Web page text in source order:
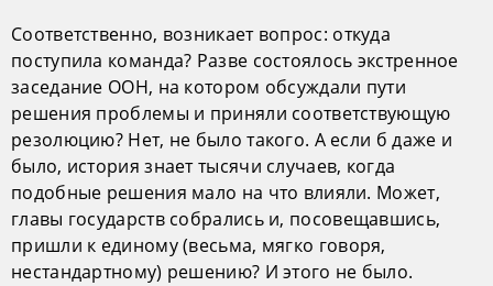
Соответственно, возникает вопрос: откуда
поступила команда? Разве состоялось экстренное
заседание ООН, на котором обсуждали пути
решения проблемы и приняли соответствующую
резолюцию? Нет, не было такого. А если б даже и
было, история знает тысячи случаев, когда
подобные решения мало на что влияли. Может,
главы государств собрались и, посовещавшись,
пришли к единому (весьма, мягко говоря,
нестандартному) решению? И этого не было.